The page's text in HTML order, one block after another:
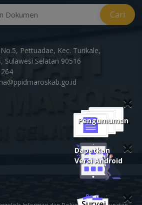
Pettuadae, Kec. Turikale,
Sulawesi Selatan 90516
Dapatkan
Versi Android
Pengumuman